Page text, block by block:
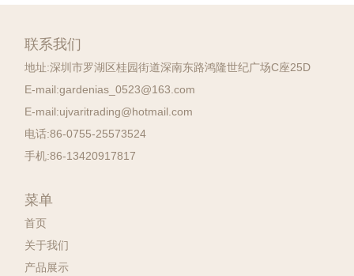
联系我们
地址:深圳市罗湖区桂园街道深南东路鸿隆世纪广场C座25D
E-mail:gardenias_0523@163.com
E-mail:ujvaritrading@hotmail.com
电话:86-0755-25573524
手机:86-13420917817
菜单
首页
关于我们
产品展示